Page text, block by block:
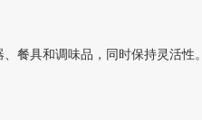
餐具和调味品，同时保持灵活性。